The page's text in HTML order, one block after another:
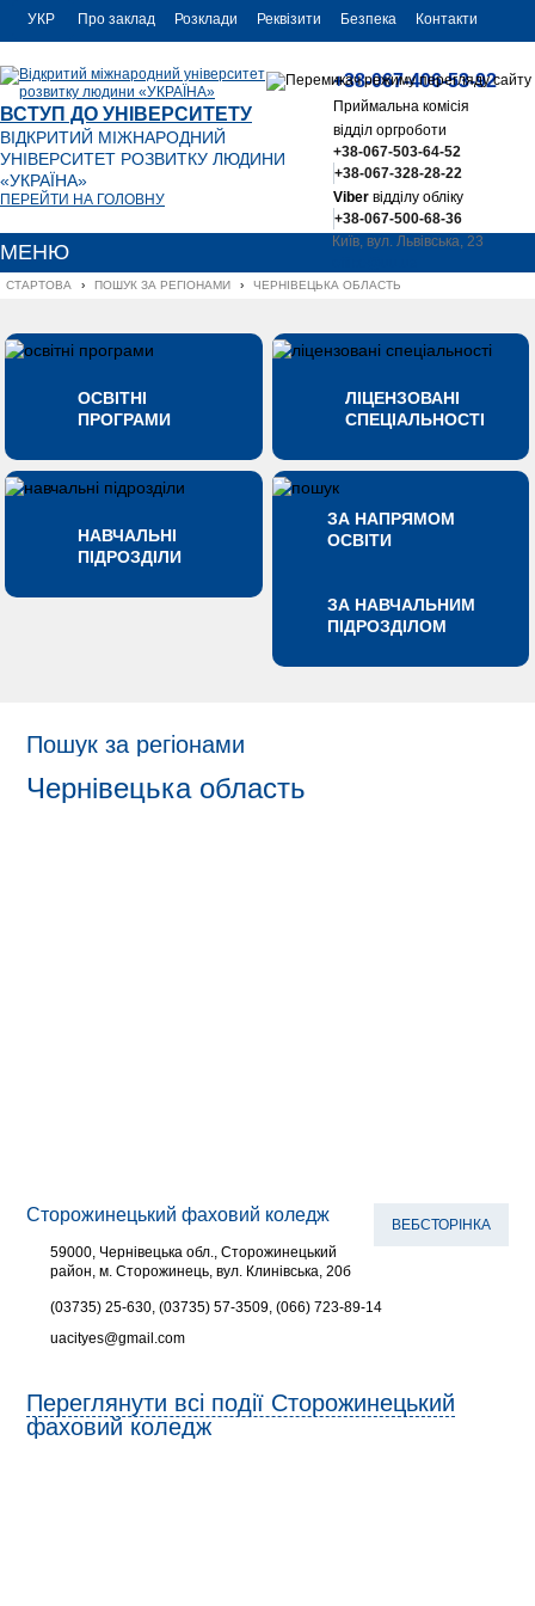
УКР
ENG
Про заклад Розклади Реквізити Безпека Контакти
ВСТУП ДО УНІВЕРСИТЕТУ
ВІДКРИТИЙ МІЖНАРОДНИЙ
УНІВЕРСИТЕТ РОЗВИТКУ ЛЮДИНИ
«УКРАЇНА»
ПЕРЕЙТИ НА ГОЛОВНУ
+38-067-406-53-92
Приймальна комісія
відділ оргроботи
+38-067-503-64-52
+38-067-328-28-22
Viberвідділу обліку
+38-067-500-68-36
Київ, вул. Львівська, 23
МЕНЮ
СТАРТОВА › ПОШУК ЗА РЕГІОНАМИ › ЧЕРНІВЕЦЬКА ОБЛАСТЬ
ОСВІТНІ
ПРОГРАМИ
ЛІЦЕНЗОВАНІ
СПЕЦІАЛЬНОСТІ
НАВЧАЛЬНІ
ПІДРОЗДІЛИ
ЗА НАПРЯМОМ
ОСВІТИ
ЗА НАВЧАЛЬНИМ
ПІДРОЗДІЛОМ
Пошук за регіонами
Чернівецька область
ВЕБСТОРІНКА
Сторожинецький фаховий коледж
59000, Чернівецька обл., Сторожинецький
район, м. Сторожинець, вул. Клинівська, 20б
(03735) 25-630, (03735) 57-3509, (066) 723-89-14
uacityes@gmail.com
Переглянути всі події Сторожинецький
фаховий коледж